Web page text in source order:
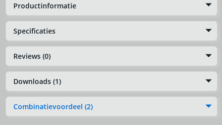
Productinformatie
Specificaties
Reviews (0)
Downloads (1)
Combinatievoordeel (2)